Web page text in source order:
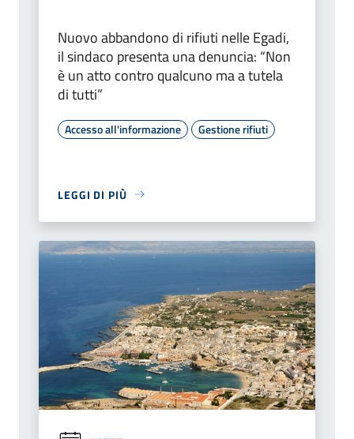
Nuovo abbandono di rifiuti nelle Egadi,
il sindaco presenta una denuncia: “Non
è un atto contro qualcuno ma a tutela
di tutti”
Accesso all'informazione Gestione rifiuti
LEGGI DI PIÙ